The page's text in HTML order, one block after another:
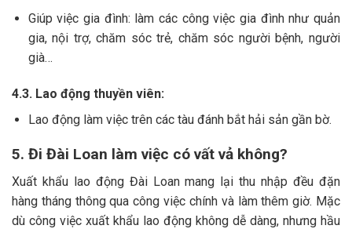
Giúp việc gia đình: làm các công việc gia đình như quản
gia, nội trợ, chăm sóc trẻ, chăm sóc người bệnh, người
già…
4.3. Lao động thuyền viên:
Lao động làm việc trên các tàu đánh bắt hải sản gần bờ.
5. Đi Đài Loan làm việc có vất vả không?
Xuất khẩu lao động Đài Loan mang lại thu nhập đều đặn
hàng tháng thông qua công việc chính và làm thêm giờ. Mặc
dù công việc xuất khẩu lao động không dễ dàng, nhưng hầu